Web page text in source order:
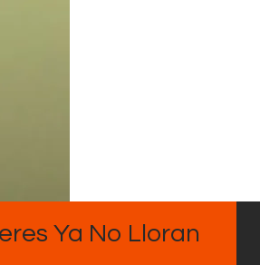
Ya No Lloran